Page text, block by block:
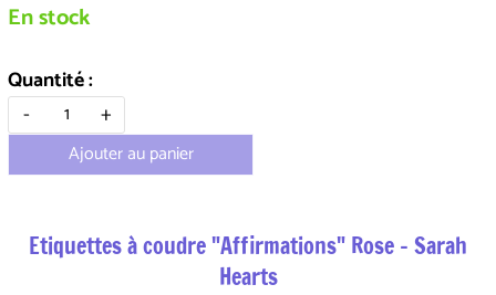
En stock
Quantité :
-
+
Ajouter au panier
Etiquettes à coudre "Affirmations" Rose - Sarah
Hearts